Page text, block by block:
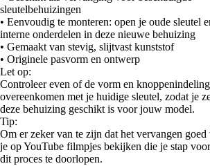
sleutelbehuizingen
• Eenvoudig te monteren: open je oude sleutel
interne onderdelen in deze nieuwe behuizing
• Gemaakt van stevig, slijtvast kunststof
• Originele pasvorm en ontwerp
Let op:
Controleer even of de vorm en knoppenindeling
overeenkomen met je huidige sleutel, zodat je
deze behuizing geschikt is voor jouw model.
Tip:
Om er zeker van te zijn dat het vervangen
je op YouTube filmpjes bekijken die je stap
dit proces te doorlopen.